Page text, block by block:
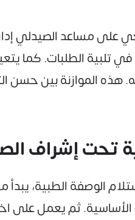
مساعد الصيدلي
تلبية الطلبات. كما
الموازنة بين حسن
تحت إشراف
الوصفة الطبية،
الأساسية. ثم يعمل